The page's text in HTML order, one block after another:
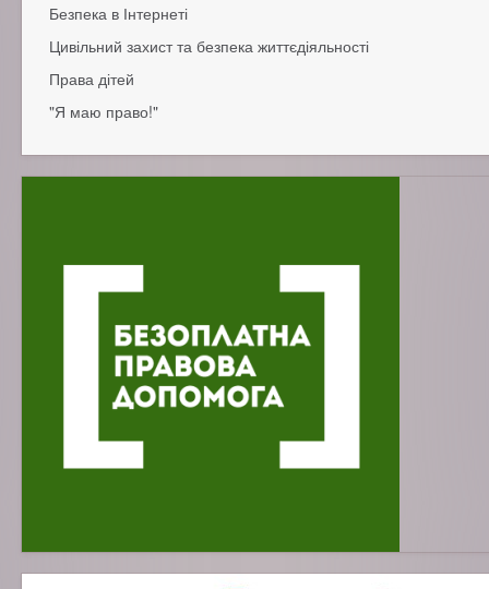
Молодіжний Євро-Парламент
Медалісти
Безпека в Інтернеті
Цивільний захист та безпека життєдіяльності
Пам'ятки для населення, як поводитися у випадку
Права дітей
"Я маю право!"